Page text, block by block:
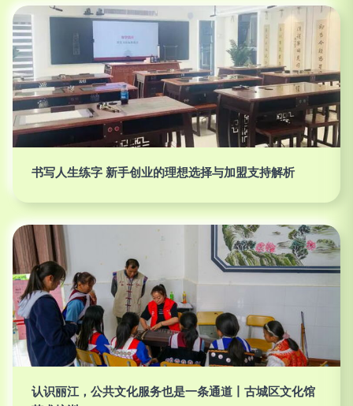
书写人生练字 新手创业的理想选择与加盟支持解析
认识丽江，公共文化服务也是一条通道丨古城区文化馆